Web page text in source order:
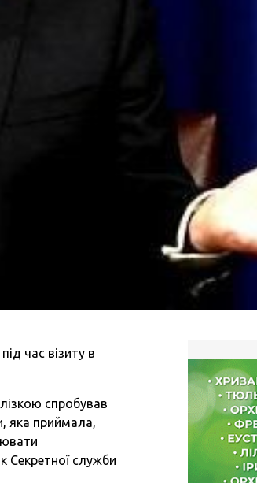
час візиту в
спробував
яка приймала,
Секретної служби